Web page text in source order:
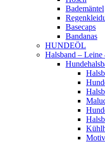
Bademäntel
Basecaps
Bandanas
HUNDEÖL
Halsband –